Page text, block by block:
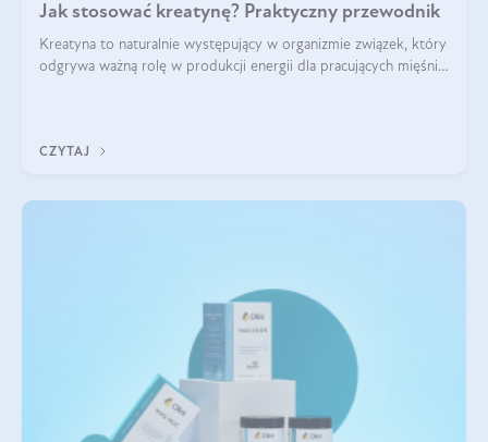
Jak stosować kreatynę? Praktyczny przewodnik
Kreatyna to naturalnie występujący w organizmie związek, który
odgrywa ważną rolę w produkcji energii dla pracujących mięśni.
CZYTAJ